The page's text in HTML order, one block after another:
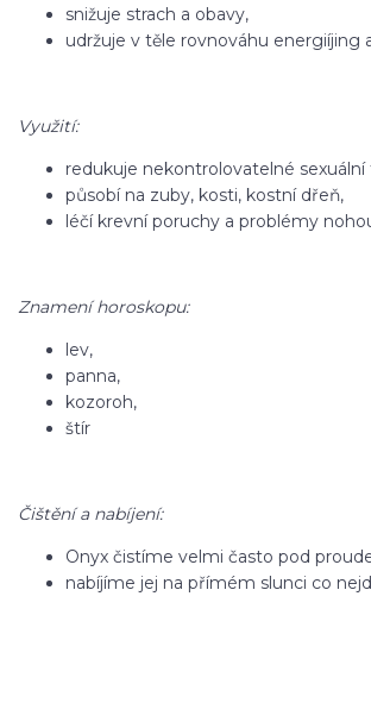
snižuje strach a obavy,
udržuje v těle rovnováhu energiíjing
Využití:
redukuje nekontrolovatelné sexuální
působí na zuby, kosti, kostní dřeň,
léčí krevní poruchy a problémy
Znamení horoskopu:
lev,
panna,
kozoroh,
štír
Čištění a nabíjení:
Onyx čistíme velmi často pod
nabíjíme jej na přímém slunci co